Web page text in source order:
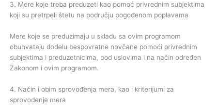
3. Mere koje treba preduzeti kao pomoć privrednim subjektima
koji su pretrpeli štetu na području pogođenom poplavama
Mere koje se preduzimaju u skladu sa ovim programom
obuhvataju dodelu bespovratne novčane pomoći privrednim
subjektima i preduzetnicima, pod uslovima i na način određen
Zakonom i ovim programom.
4. Način i obim sprovođenja mera, kao i kriterijumi za
sprovođenje mera